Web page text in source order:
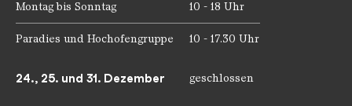
Montag bis Sonntag 10 - 18 Uhr
Paradies und Hochofengruppe 10 - 17.30 Uhr
24., 25. und 31. Dezember geschlossen